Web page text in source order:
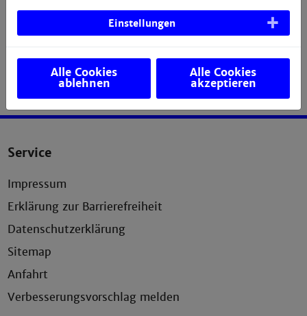
mich wenden?
Service
Impressum
Erklärung zur Barrierefreiheit
Datenschutzerklärung
Sitemap
Anfahrt
Verbesserungsvorschlag melden
Einstellungen
Alle Cookies
ablehnen
Alle Cookies
akzeptieren